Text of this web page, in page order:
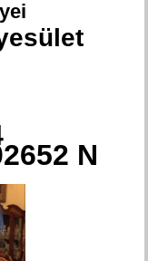
N